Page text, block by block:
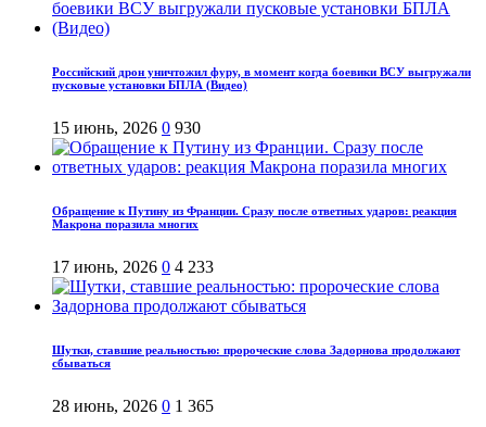
Российский дрон уничтожил фуру, в момент когда боевики ВСУ выгружали
пусковые установки БПЛА (Видео)
15 июнь, 2026 0 930
Обращение к Путину из Франции. Сразу после ответных ударов: реакция
Макрона поразила многих
17 июнь, 2026 0 4 233
Шутки, ставшие реальностью: пророческие слова Задорнова продолжают
сбываться
28 июнь, 2026 0 1 365